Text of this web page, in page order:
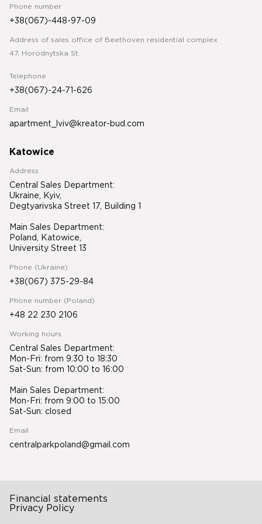
Phone number
+38(067)-448-97-09
Address of sales office of Beethoven residential complex
47, Horodnytska St.
Telephone
+38(067)-24-71-626
Email
apartment_lviv@kreator-bud.com
Katowice
Address
Central Sales Department:
Ukraine, Kyiv,
Degtyarivska Street 17, Building 1
Main Sales Department:
Poland, Katowice,
University Street 13
Phone (Ukraine)
+38(067) 375-29-84
Phone number (Poland)
+48 22 230 2106
Working hours
Central Sales Department:
Mon-Fri: from 9:30 to 18:30
Sat-Sun: from 10:00 to 16:00
Main Sales Department:
Mon-Fri: from 9:00 to 15:00
Sat-Sun: closed
Email
centralparkpoland@gmail.com
Financial statements
Privacy Policy